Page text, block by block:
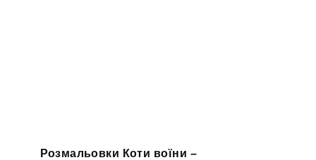
Розмальовки Коти воїни –